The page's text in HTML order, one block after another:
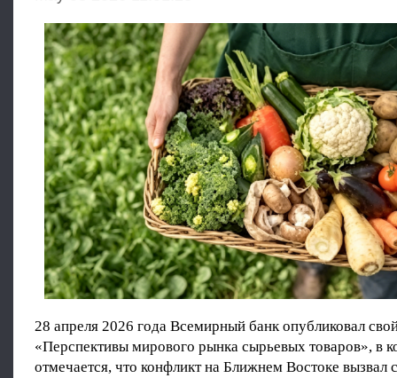
28 апреля 2026 года Всемирный банк опубликовал
«Перспективы мирового рынка сырьевых товаров», в
отмечается, что конфликт на Ближнем Востоке вызвал